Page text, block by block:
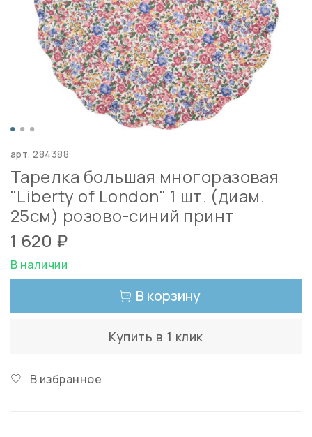
арт.284388
Тарелка большая многоразовая
"Liberty of London" 1 шт. (диам.
25см) розово-синий принт
1 620 ₽
В наличии
В корзину
Купить в 1 клик
В избранное